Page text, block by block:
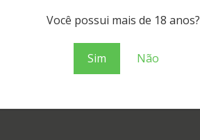
Você possui mais de 18 anos?
Sim Não